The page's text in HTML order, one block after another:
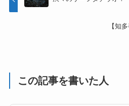
【知
この記事を書いた人